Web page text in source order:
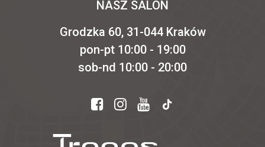
NASZ SALON
Grodzka 60, 31-044 Kraków
pon-pt 10:00 - 19:00
sob-nd 10:00 - 20:00